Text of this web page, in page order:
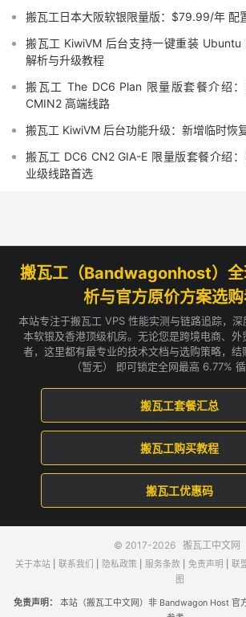
搬瓦工日本大阪软银限量版：$79.99/年 配
搬瓦工 KiwiVM 后台支持一键重装 Ubuntu
解析与升级教程
搬瓦工 The DC6 Plan 限量版套餐介绍
CMIN2 高端线路
搬瓦工 KiwiVM 后台功能升级：新增临时恢
搬瓦工 DC6 CN2 GIA-E 限量版套餐介绍
业级线路首选
搬瓦工（Bandwagonhost）全
析与官方原价方案选
本站专注于搬瓦工 VPS 性能实测与链路追踪，
本软银及香港顶级机房。无论您是跨境电商、外
者，这里都有最专业的技术文档与选购策略，结
（暂无） 即可锁定全网最高 6.77% 循
搬瓦工套餐汇总
搬瓦工购买教程
搬瓦工优惠码
© 2017-2026 搬瓦工中文网
关于本站| 联系我们 隐私政策 服务条款 免责声明 联
图
免责声明：
本站（搬瓦工中文网）非 Bandwagon Host 官